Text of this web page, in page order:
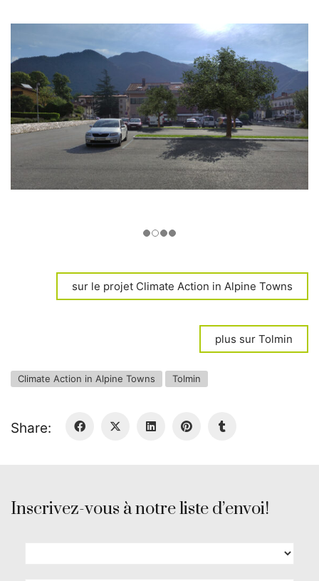
sur le projet Climate Action in Alpine Towns
plus sur Tolmin
Climate Action in Alpine Towns Tolmin
Share:
Inscrivez-vous à notre liste d’envoi!